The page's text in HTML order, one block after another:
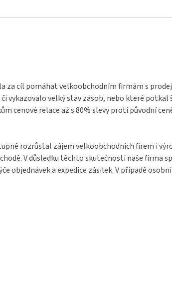
za cíl pomáhat velkoobchodním firmám s
vykazovalo velký stav zásob, nebo které potkal
cenové relace až s 80% slevy proti původní
rozrůstal zájem velkoobchodních firem i
V důsledku těchto skutečností naše firma
objednávek a expedice zásilek. V případě